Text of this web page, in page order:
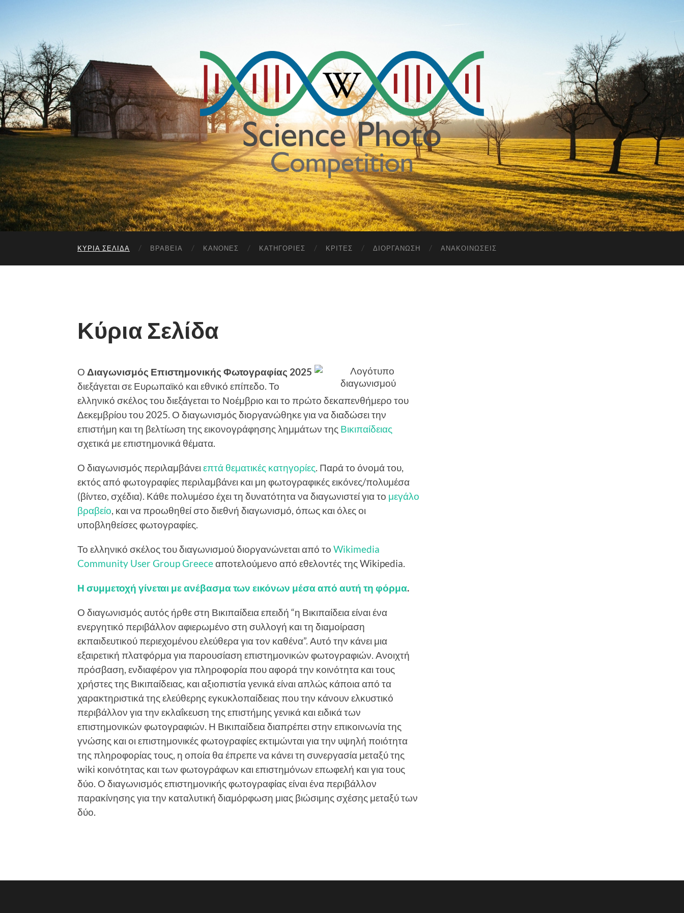
Science
Photo
Competition
ΚΎΡΙΑ ΣΕΛΊΔΑ ΒΡΑΒΕΊΑ ΚΑΝΌΝΕΣ ΚΑΤΗΓΟΡΊΕΣ ΚΡΙΤΈΣ ΔΙΟΡΓΆΝΩΣΗ ΑΝΑΚΟΙΝΏΣΕΙΣ
Κύρια Σελίδα
Ο Διαγωνισμός Επιστημονικής Φωτογραφίας 2025
διεξάγεται σε Ευρωπαϊκό και εθνικό επίπεδο. Το
ελληνικό σκέλος του διεξάγεται το Νοέμβριο και το πρώτο δεκαπενθήμερο του
Δεκεμβρίου του 2025. Ο διαγωνισμός διοργανώθηκε για να διαδώσει την
επιστήμη και τη βελτίωση της εικονογράφησης λημμάτων της Βικιπαίδειας
σχετικά με επιστημονικά θέματα.
Ο διαγωνισμός περιλαμβάνει επτά θεματικές κατηγορίες . Παρά το όνομά του,
εκτός από φωτογραφίες περιλαμβάνει και μη φωτογραφικές εικόνες/πολυμέσα
(βίντεο, σχέδια). Κάθε πολυμέσο έχει τη δυνατότητα να διαγωνιστεί για το μεγάλο
βραβείο , και να προωθηθεί στο διεθνή διαγωνισμό, όπως και όλες οι
υποβληθείσες φωτογραφίες.
Το ελληνικό σκέλος του διαγωνισμού διοργανώνεται από το Wikimedia
Community User Group Greeceαποτελούμενο από εθελοντές της Wikipedia.
Η συμμετοχή γίνεται με ανέβασμα των εικόνων μέσα από αυτή τη φόρμα.
Ο διαγωνισμός αυτός ήρθε στη Βικιπαίδεια επειδή “η Βικιπαίδεια είναι ένα
ενεργητικό περιβάλλον αφιερωμένο στη συλλογή και τη διαμοίραση
εκπαιδευτικού περιεχομένου ελεύθερα για τον καθένα”. Αυτό την κάνει μια
εξαιρετική πλατφόρμα για παρουσίαση επιστημονικών φωτογραφιών. Ανοιχτή
πρόσβαση, ενδιαφέρον για πληροφορία που αφορά την κοινότητα και τους
χρήστες της Βικιπαίδειας, και αξιοπιστία γενικά είναι απλώς κάποια από τα
χαρακτηριστικά της ελεύθερης εγκυκλοπαίδειας που την κάνουν ελκυστικό
περιβάλλον για την εκλαΐκευση της επιστήμης γενικά και ειδικά των
επιστημονικών φωτογραφιών. Η Βικιπαίδεια διαπρέπει στην επικοινωνία της
γνώσης και οι επιστημονικές φωτογραφίες εκτιμώνται για την υψηλή ποιότητα
της πληροφορίας τους, η οποία θα έπρεπε να κάνει τη συνεργασία μεταξύ της
wiki κοινότητας και των φωτογράφων και επιστημόνων επωφελή και για τους
δύο. Ο διαγωνισμός επιστημονικής φωτογραφίας είναι ένα περιβάλλον
παρακίνησης για την καταλυτική διαμόρφωση μιας βιώσιμης σχέσης μεταξύ των
δύο.